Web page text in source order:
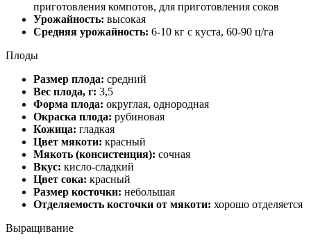
приготовления компотов, для приготовления соков
Урожайность: высокая
Средняя урожайность: 6-10 кг с куста, 60-90 ц/га
Плоды
Размер плода: средний
Вес плода, г: 3,5
Форма плода: округлая, однородная
Окраска плода: рубиновая
Кожица: гладкая
Цвет мякоти: красный
Мякоть (консистенция): сочная
Вкус: кисло-сладкий
Цвет сока: красный
Размер косточки: небольшая
Отделяемость косточки от мякоти: хорошо отделяется
Выращивание